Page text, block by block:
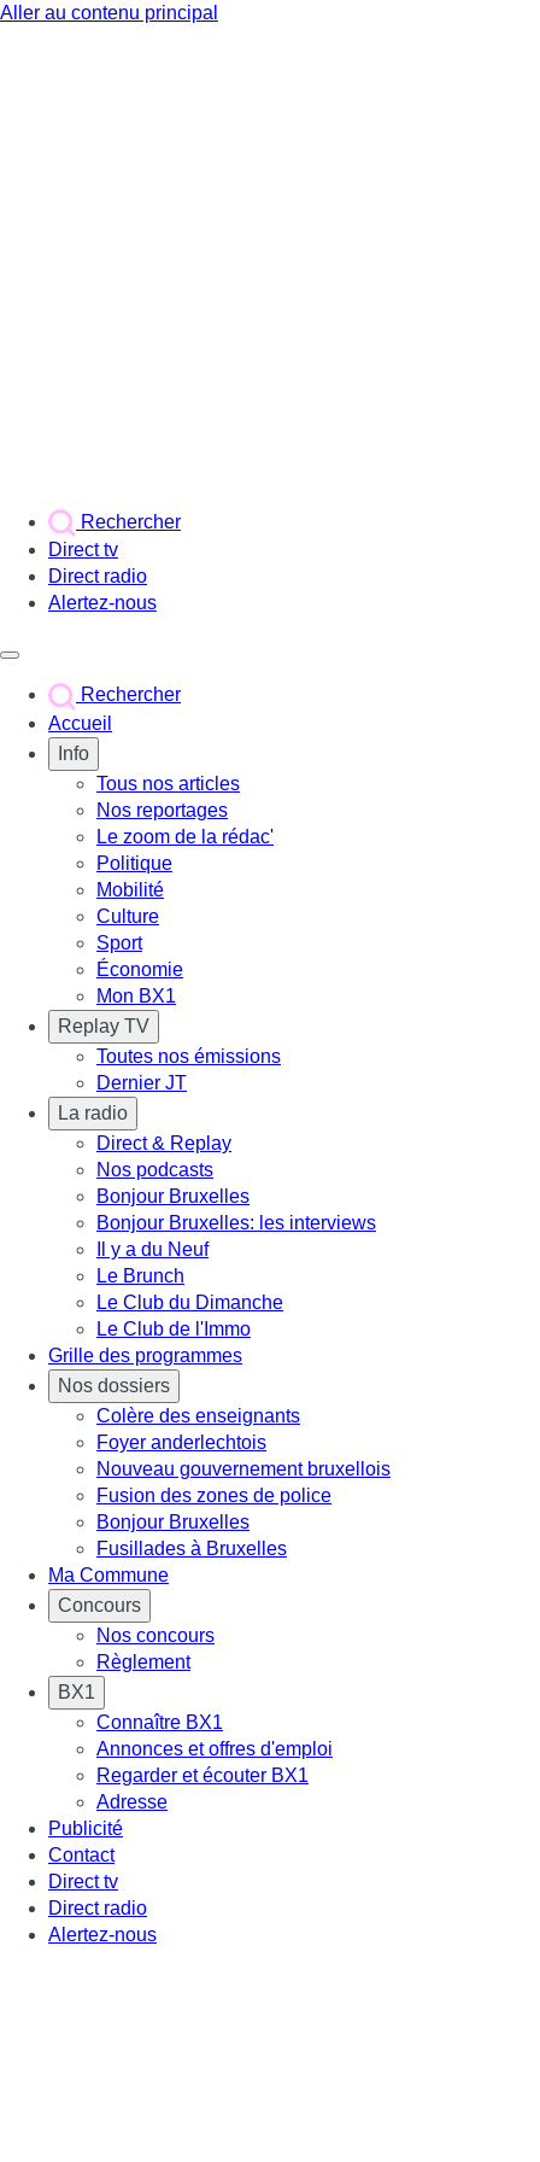
Aller au contenu principal
Rechercher
Direct tv
Direct radio
Alertez-nous
Rechercher
Accueil
Info
Tous nos articles
Nos reportages
Le zoom de la rédac'
Politique
Mobilité
Culture
Sport
Économie
Mon BX1
Replay TV
Toutes nos émissions
Dernier JT
La radio
Direct & Replay
Nos podcasts
Bonjour Bruxelles
Bonjour Bruxelles: les interviews
Il y a du Neuf
Le Brunch
Le Club du Dimanche
Le Club de l'Immo
Grille des programmes
Nos dossiers
Colère des enseignants
Foyer anderlechtois
Nouveau gouvernement bruxellois
Fusion des zones de police
Bonjour Bruxelles
Fusillades à Bruxelles
Ma Commune
Concours
Nos concours
Règlement
BX1
Connaître BX1
Annonces et offres d'emploi
Regarder et écouter BX1
Adresse
Publicité
Contact
Direct tv
Direct radio
Alertez-nous